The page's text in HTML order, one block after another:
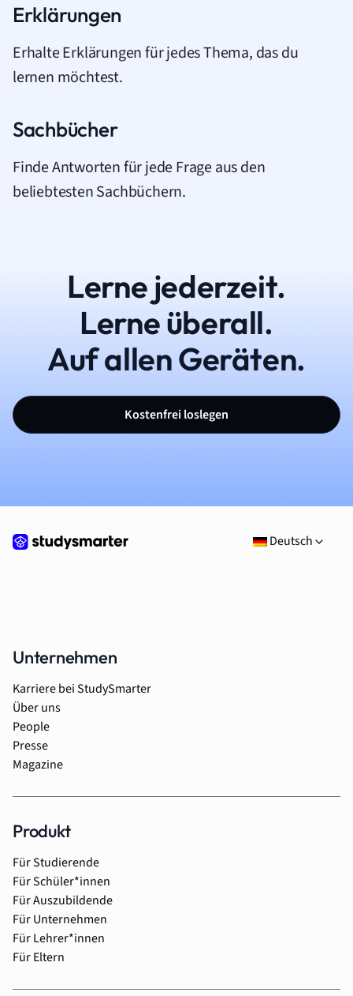
Erklärungen
Erhalte Erklärungen für jedes Thema, das du
lernen möchtest.
Sachbücher
Finde Antworten für jede Frage aus den
beliebtesten Sachbüchern.
Lerne jederzeit.
Lerne überall.
Auf allen Geräten.
Kostenfrei loslegen
Deutsch
Unternehmen
Karriere bei StudySmarter
Über uns
People
Presse
Magazine
Produkt
Für Studierende
Für Schüler*innen
Für Auszubildende
Für Unternehmen
Für Lehrer*innen
Für Eltern